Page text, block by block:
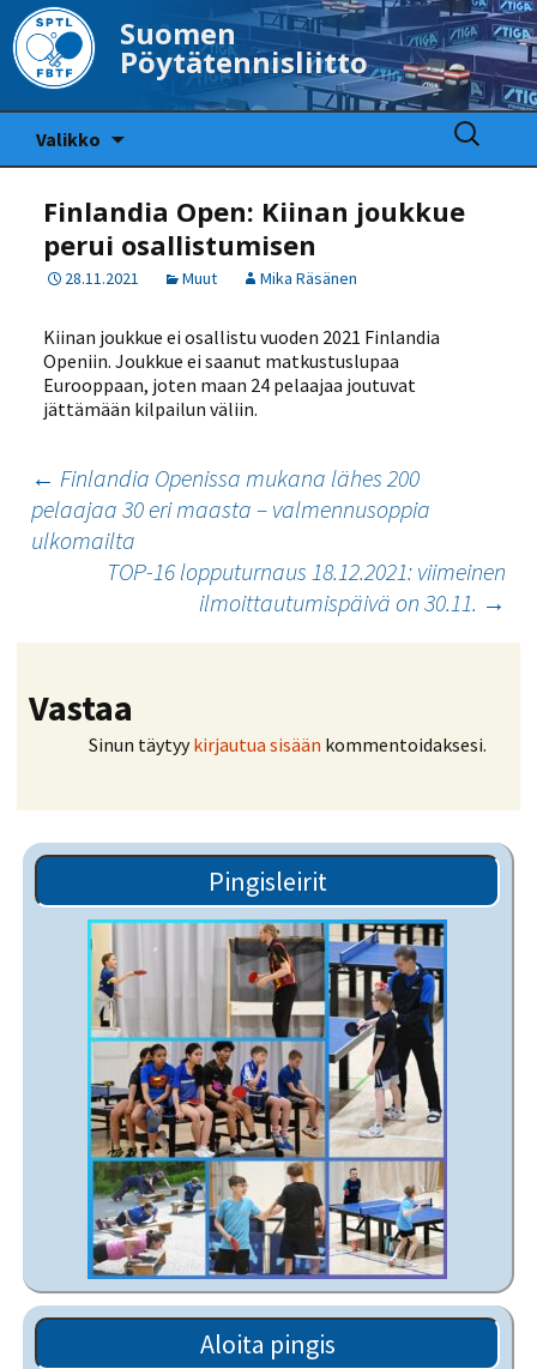
Suomen
Pöytätennisliitto
Valikko
Haku:
Finlandia Open: Kiinan joukkue
perui osallistumisen
28.11.2021 Muut Mika Räsänen
Kiinan joukkue ei osallistu vuoden 2021 Finlandia
Openiin. Joukkue ei saanut matkustuslupaa
Eurooppaan, joten maan 24 pelaajaa joutuvat
jättämään kilpailun väliin.
Artikkelien
selaus
← Finlandia Openissa mukana lähes 200
pelaajaa 30 eri maasta – valmennusoppia
ulkomailta
TOP-16 lopputurnaus 18.12.2021: viimeinen
ilmoittautumispäivä on 30.11. →
Vastaa
Sinun täytyykirjautua sisään kommentoidaksesi.
Pingisleirit
Aloita pingis